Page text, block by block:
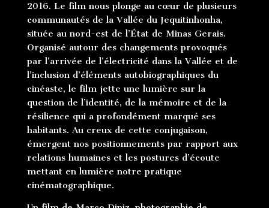
2016. Le film nous plonge au cœur de plusieurs
communautés de la Vallée du Jequitinhonha,
située au nord-est de l’État de Minas Gerais.
Organisé autour des changements provoqués
par l’arrivée de l’électricité dans la Vallée et de
l’inclusion d’éléments autobiographiques du
cinéaste, le film jette une lumière sur la
question de l’identité, de la mémoire et de la
résilience qui a profondément marqué ses
habitants. Au creux de cette conjugaison,
émergent nos positionnements par rapport aux
relations humaines et les postures d’écoute
mettant en lumière notre pratique
cinématographique.